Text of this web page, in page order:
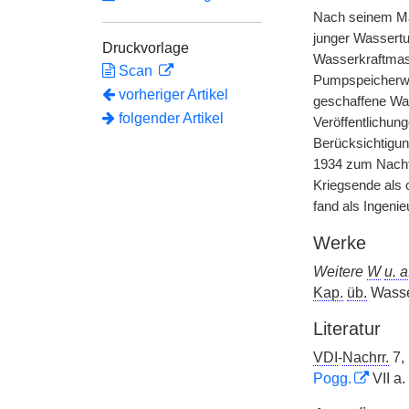
Druckvorlage
Scan
vorheriger Artikel
folgender Artikel
Nach seinem
junger
geschaffene
1934 zum
Kriegsende als
fand als
Werke
Weitere W u.
Kap. üb.
Literatur
VDI -Nachrr. 7,
Pogg.
VII a.